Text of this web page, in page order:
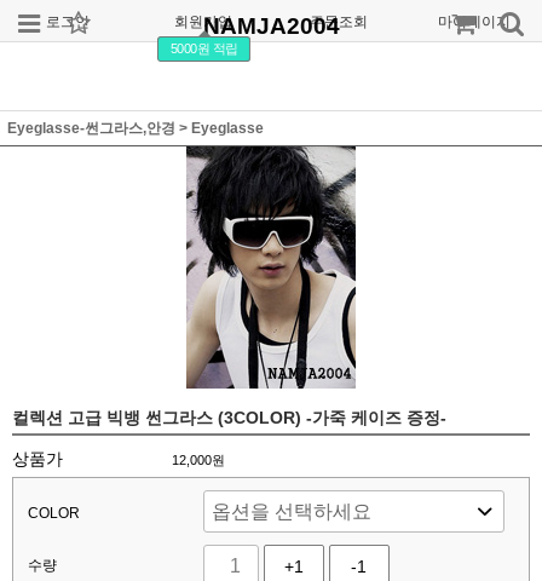
로그인 회원가입
5000원 적립
주문조회 마이페이지
NAMJA2004
Eyeglasse-썬그라스,안경 > Eyeglasse
컬렉션 고급 빅뱅 썬그라스 (3COLOR) -가죽 케이즈 증정-
상품가 12,000원
COLOR
수량 +1 -1